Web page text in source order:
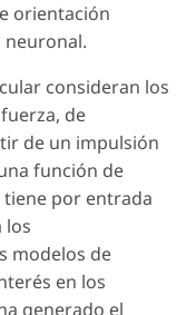
orientación
neuronal.
consideran los
de
de un impulsión
función de
por entrada
los
modelos de
en los
generado el